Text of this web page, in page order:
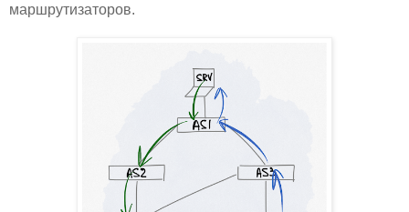
маршрутизаторов.